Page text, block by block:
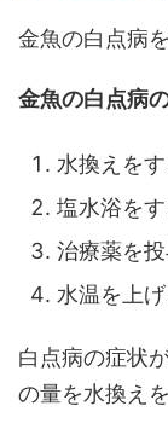
金魚の白点病
金魚の白点病
水換えを
塩水浴をす
治療薬を
水温を上
白点病の症状
の量を水換え